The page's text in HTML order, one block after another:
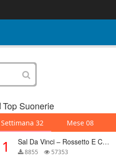
Top Suonerie
Settimana 32 Mese 08
1 Sal Da Vinci – Rossetto E Caffè
8855 57353